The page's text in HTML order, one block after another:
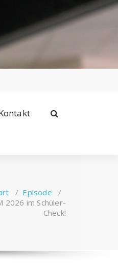
/ Episode /
2026 im Schüler-
Check!